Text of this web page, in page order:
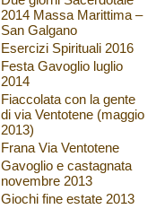
2014 Massa Marittima –
San Galgano
Esercizi Spirituali 2016
Festa Gavoglio luglio
2014
Fiaccolata con la gente
di via Ventotene (maggio
2013)
Frana Via Ventotene
Gavoglio e castagnata
novembre 2013
Giochi fine estate 2013